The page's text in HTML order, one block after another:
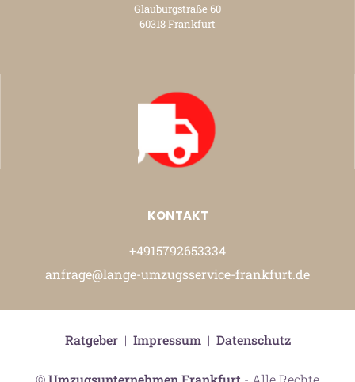
Glauburgstraße 60
60318 Frankfurt
KONTAKT
+4915792653334
anfrage@lange-umzugsservice-frankfurt.de
Ratgeber| Impressum| Datenschutz